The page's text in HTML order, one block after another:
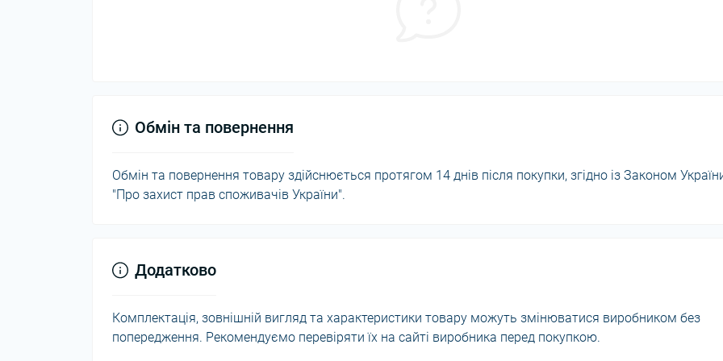
Обмін та повернення
Обмін та повернення товару здійснюється протягом 14 днів після покупки, згідно із Законом
"Про захист прав споживачів України".
Додатково
Комплектація, зовнішній вигляд та характеристики товару можуть змінюватися виробником без
попередження. Рекомендуємо перевіряти їх на сайті виробника перед покупкою.